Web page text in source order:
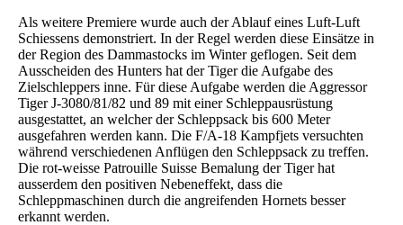
Als weitere Premiere wurde auch der Ablauf eines Luft-Luft
Schiessens demonstriert. In der Regel werden diese Einsätze in
der Region des Dammastocks im Winter geflogen. Seit dem
Ausscheiden des Hunters hat der Tiger die Aufgabe des
Zielschleppers inne. Für diese Aufgabe werden die Aggressor
Tiger J-3080/81/82 und 89 mit einer Schleppausrüstung
ausgestattet, an welcher der Schleppsack bis 600 Meter
ausgefahren werden kann. Die F/A-18 Kampfjets versuchten
während verschiedenen Anflügen den Schleppsack zu treffen.
Die rot-weisse Patrouille Suisse Bemalung der Tiger hat
ausserdem den positiven Nebeneffekt, dass die
Schleppmaschinen durch die angreifenden Hornets besser
erkannt werden.